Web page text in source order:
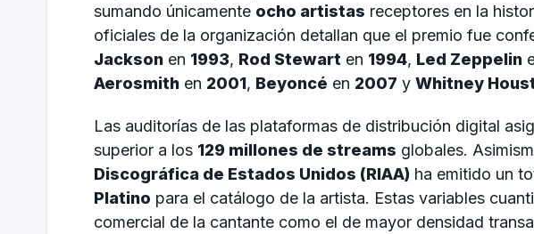
sumando únicamente ocho artistas receptores en la
oficiales de la organización detallan que el premio fue
Jackson en 1993, Rod Stewart en 1994, Led Zeppelin
Aerosmith en 2001, Beyoncé en 2007 y Whitney
Las auditorías de las plataformas de distribución digital
superior a los 129 millones de streams globales.
Discográfica de Estados Unidos (RIAA) ha emitido un
Platino para el catálogo de la artista. Estas variables
comercial de la cantante como el de mayor densidad